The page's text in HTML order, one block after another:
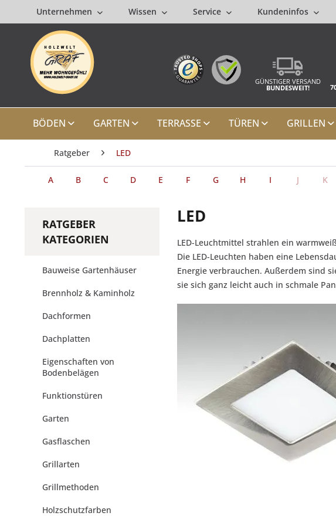
Unternehmen Wissen Service Kundeninfos
GÜNSTIGER VERSAND
BUNDESWEIT!
BÖDEN GARTEN TERRASSE TÜREN GRILLEN
Ratgeber LED
A B C D E F G H I J K
RATGEBER
KATEGORIEN
Bauweise Gartenhäuser
Brennholz & Kaminholz
Dachformen
Dachplatten
Eigenschaften von
Bodenbelägen
Funktionstüren
Garten
Gasflaschen
Grillarten
Grillmethoden
Holzschutzfarben
LED
LED-Leuchtmittel strahlen ein
Die LED-Leuchten haben eine
Energie verbrauchen. Außerdem sind
sie sich ganz leicht auch in schmale